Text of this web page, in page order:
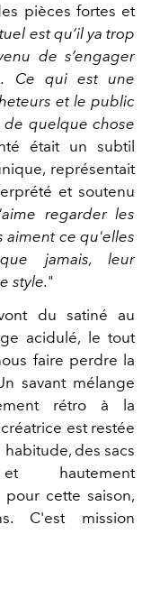
pièces fortes et
est qu’il ya trop
de s’engager
Ce qui est une
et le public
de quelque chose
était un subtil
représentait
et soutenu
regarder les
aiment ce qu'elles
jamais, leur
style."
du satiné au
acidulé, le tout
faire perdre la
savant mélange
rétro à la
est restée
des sacs
hautement
pour cette saison,
C'est mission